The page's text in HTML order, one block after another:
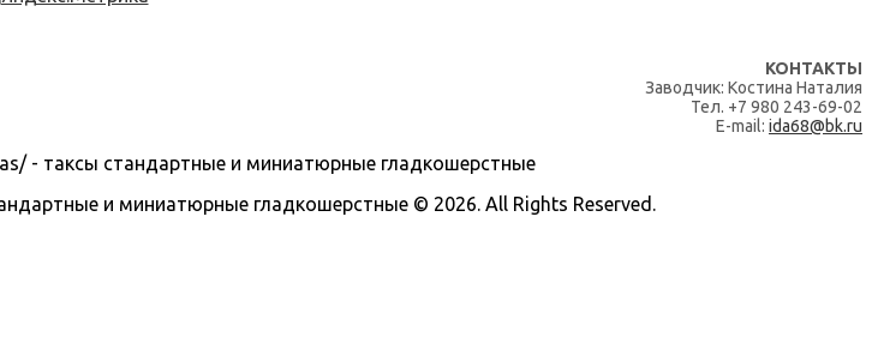
КОНТАКТЫ
Заводчик: Костина Наталия
Тел. +7 980 243-69-02
E-mail: ida68@bk.ru
и миниатюрные гладкошерстные © 2026. All Rights Reserved.